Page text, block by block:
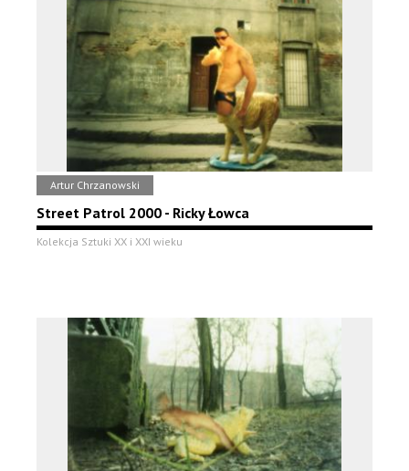
Artur Chrzanowski
Street Patrol 2000 - Ricky Łowca
Kolekcja Sztuki XX i XXI wieku